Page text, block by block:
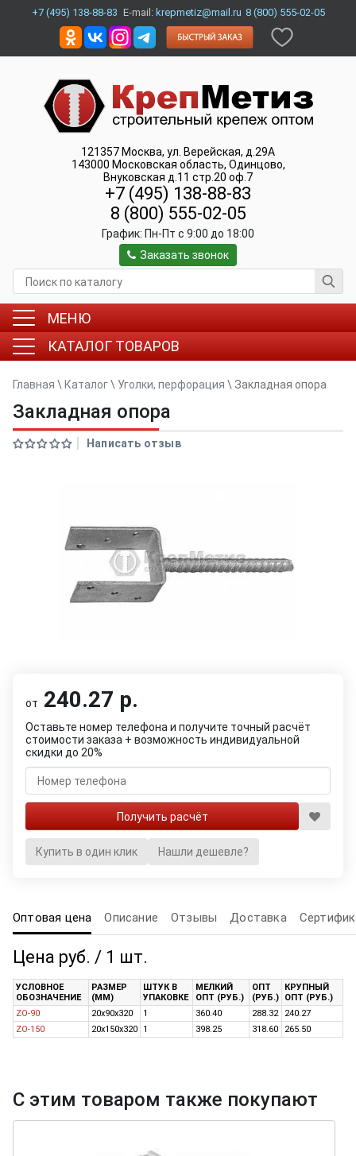
+7 (495) 138-88-83 E-mail: krepmetiz@mail.ru 8 (800) 555-02-05
121357 Москва, ул. Верейская, д.29А
143000 Московская область, Одинцово,
Внуковская д.11 стр.20 оф.7
+7 (495) 138-88-83
8 (800) 555-02-05
График: Пн-Пт c 9:00 до 18:00
Заказать звонок
МЕНЮ
КАТАЛОГ ТОВАРОВ
Главная \ Каталог\ Уголки, перфорация \ Закладная опора
Закладная опора
Написать отзыв
от 240.27 р.
Оставьте номер телефона и получите точный расчёт
стоимости заказа + возможность индивидуальной
скидки до 20%
Купить в один клик Нашли дешевле?
Оптовая цена Описание Отзывы Доставка
Цена руб. / 1 шт.
УСЛОВНОЕ
ОБОЗНАЧЕНИЕ
РАЗМЕР
(ММ)
ШТУК В
УПАКОВКЕ
МЕЛКИЙ
ОПТ (РУБ.)
ОПТ
(РУБ.)
КРУПНЫЙ
ОПТ (РУБ.)
ZO-90
20х90x320 1 360.40 288.32
240.27
ZO-150
20х150х320 1 398.25 318.60 265.50
С этим товаром также покупают